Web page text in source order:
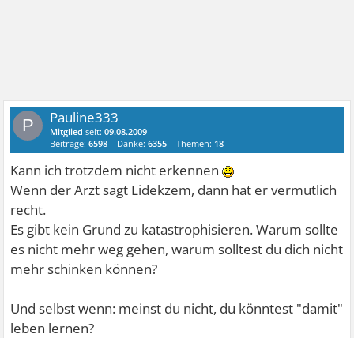
P Pauline333
Mitglied seit:09.08.2009
Beiträge:6598 Danke:6355 Themen: 18
Kann ich trotzdem nicht erkennen
Wenn der Arzt sagt Lidekzem, dann hat er vermutlich
recht.
Es gibt kein Grund zu katastrophisieren. Warum sollte
es nicht mehr weg gehen, warum solltest du dich nicht
mehr schinken können?
Und selbst wenn: meinst du nicht, du könntest "damit"
leben lernen?